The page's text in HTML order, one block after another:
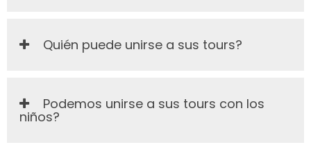
Quién puede unirse a sus tours?
Podemos unirse a sus tours con los
niños?